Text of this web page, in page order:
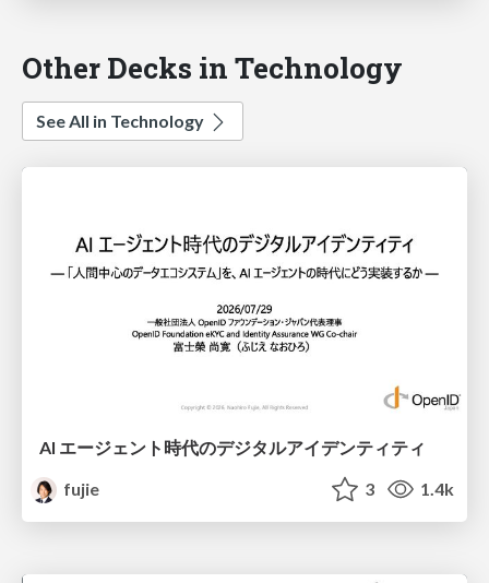
Other Decks in Technology
See All in Technology
AI エージェント時代のデジタルアイデンティティ
fujie
3 1.4k